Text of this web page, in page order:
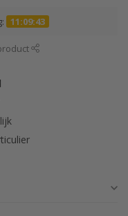
11:09:42